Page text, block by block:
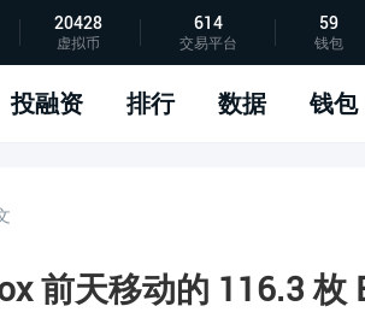
20428
虚拟币
614
交易平台
59
钱包
投融资 排行 数据 钱包
前天移动的 116.3 枚